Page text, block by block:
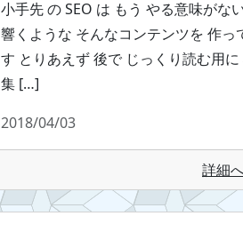
小手先 の SEO は もう やる意味がな
響くような そんなコンテンツを 作っ
す とりあえず 後で じっくり読む用
集 […]
2018/04/03
詳細